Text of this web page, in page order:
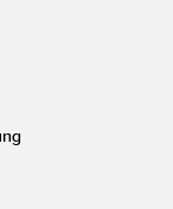
dt. Festnetz,